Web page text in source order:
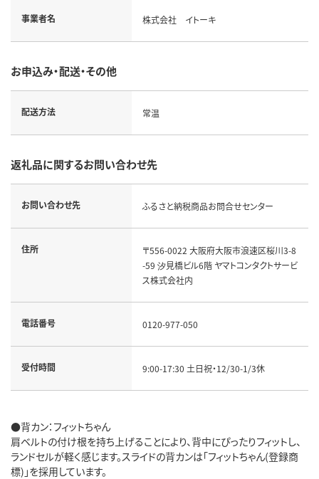
事業者名 株式会社 イトーキ
お申込み・配送・その他
配送方法 常温
返礼品に関するお問い合わせ先
お問い合わせ先 ふるさと納税商品お問合せセンター
住所
〒556-0022 大阪府大阪市浪速区桜川3-8
-59 汐見橋ビル6階 ヤマトコンタクトサービ
ス株式会社内
電話番号 0120-977-050
受付時間 9:00-17:30 土日祝・12/30-1/3休
●背カン：フィットちゃん
肩ベルトの付け根を持ち上げることにより、背中にぴったりフィットし、
ランドセルが軽く感じます。スライドの背カンは「フィットちゃん(登録商
標)」を採用しています。